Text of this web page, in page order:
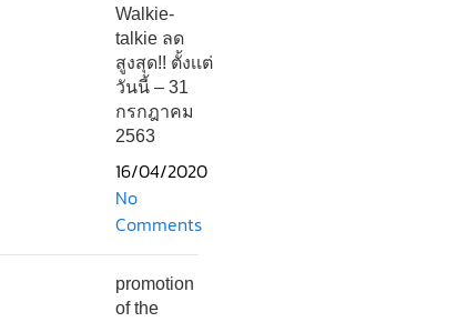
Walkie-
talkie ลด
สูงสุด!! ตั้งเเต่
วันนี้ – 31
กรกฎาคม
2563
16/04/2020
No
Comments
promotion
of the